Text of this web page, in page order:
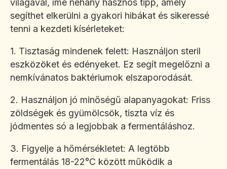
világával, íme néhány hasznos tipp, amely
segíthet elkerülni a gyakori hibákat és sikeressé
tenni a kezdeti kísérleteket:
1. Tisztaság mindenek felett: Használjon steril
eszközöket és edényeket. Ez segít megelőzni a
nemkívánatos baktériumok elszaporodását.
2. Használjon jó minőségű alapanyagokat: Friss
zöldségek és gyümölcsök, tiszta víz és
jódmentes só a legjobbak a fermentáláshoz.
3. Figyelje a hőmérsékletet: A legtöbb
fermentálás 18-22°C között működik a